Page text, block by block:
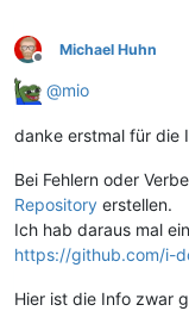
Offline
Michael Huhn
@mio
danke erstmal für die
Bei Fehlern oder
Repository erstellen.
Ich hab daraus mal
https://github.com/i-
Hier ist die Info zwar